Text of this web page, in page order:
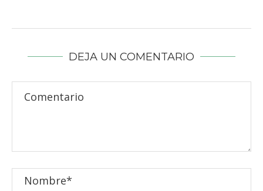
DEJA UN COMENTARIO